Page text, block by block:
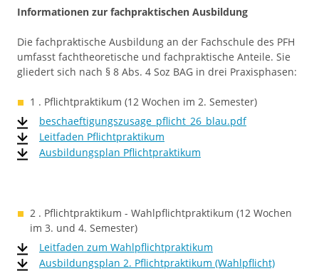
Informationen zur fachpraktischen Ausbildung
Die fachpraktische Ausbildung an der Fachschule des PFH
umfasst fachtheoretische und fachpraktische Anteile. Sie
gliedert sich nach § 8 Abs. 4 Soz BAG in drei Praxisphasen:
1 . Pflichtpraktikum (12 Wochen im 2. Semester)
beschaeftigungszusage_pflicht_26_blau.pdf
Leitfaden Pflichtpraktikum
Ausbildungsplan Pflichtpraktikum
2 . Pflichtpraktikum - Wahlpflichtpraktikum (12 Wochen
im 3. und 4. Semester)
Leitfaden zum Wahlpflichtpraktikum
Ausbildungsplan 2. Pflichtpraktikum (Wahlpflicht)